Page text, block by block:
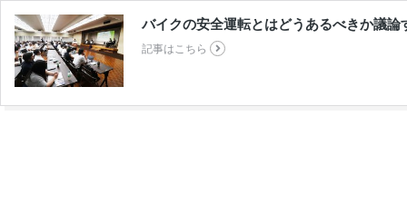
バイクの安全運転とはどうあるべきか議論
記事はこちら